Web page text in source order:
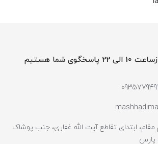
شما هستیم
مقام، ابتدای تقاطع آیت الله غفاری، جنب پوشاک
پارس